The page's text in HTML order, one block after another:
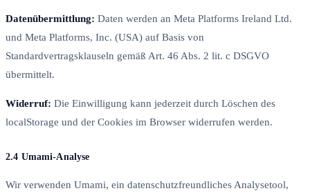
Datenübermittlung: Daten werden an Meta Platforms Ireland Ltd.
und Meta Platforms, Inc. (USA) auf Basis von
Standardvertragsklauseln gemäß Art. 46 Abs. 2 lit. c DSGVO
übermittelt.
Widerruf: Die Einwilligung kann jederzeit durch Löschen des
localStorage und der Cookies im Browser widerrufen werden.
2.4 Umami-Analyse
Wir verwenden Umami, ein datenschutzfreundliches Analysetool,